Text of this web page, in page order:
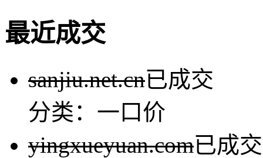
最近成交
sanjiu.net.cn已成交
分类：一口价
yingxueyuan.com已成交